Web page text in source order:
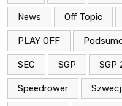
News Off Topic
PLAY OFF
SEC SGP SGP
Speedrower